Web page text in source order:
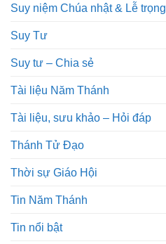
Suy niệm Chúa nhật & Lễ trọng
Suy Tư
Suy tư – Chia sẻ
Tài liệu Năm Thánh
Tài liệu, sưu khảo – Hỏi đáp
Thánh Tử Đạo
Thời sự Giáo Hội
Tin Năm Thánh
Tin nổi bật